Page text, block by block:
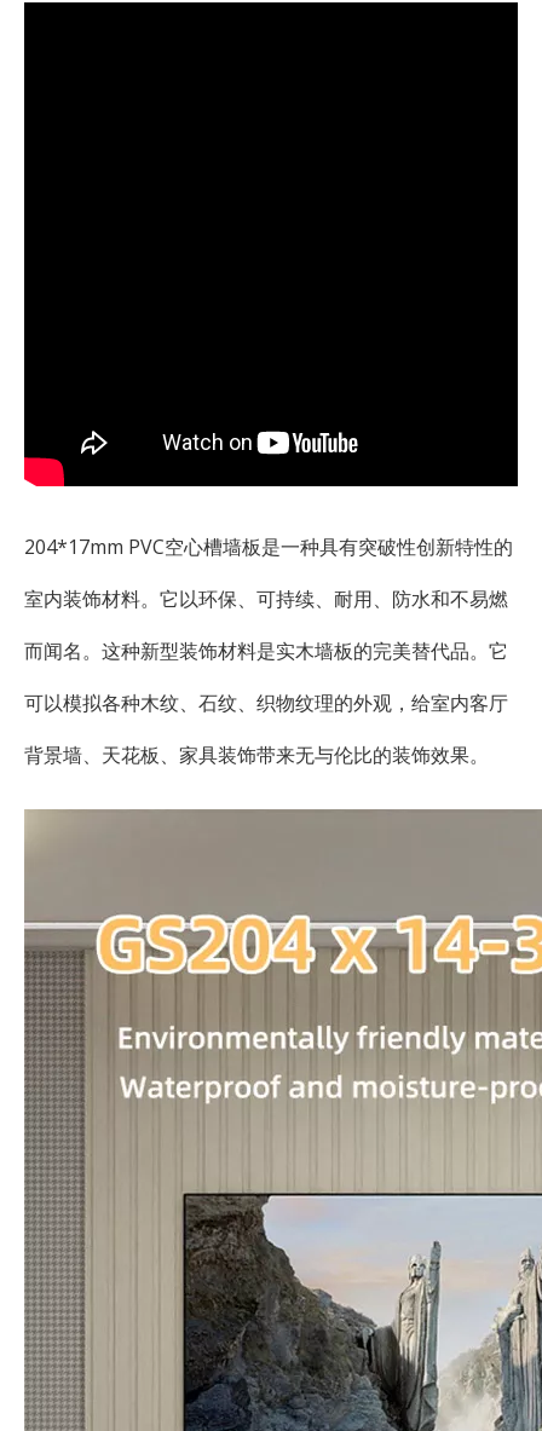
204*17mm PVC空心槽墙板是一种具有突破性创新特性的
室内装饰材料。它以环保、可持续、耐用、防水和不易燃
而闻名。这种新型装饰材料是实木墙板的完美替代品。它
可以模拟各种木纹、石纹、织物纹理的外观，给室内客厅
背景墙、天花板、家具装饰带来无与伦比的装饰效果。